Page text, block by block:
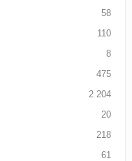
58
110
8
475
2 204
20
218
61